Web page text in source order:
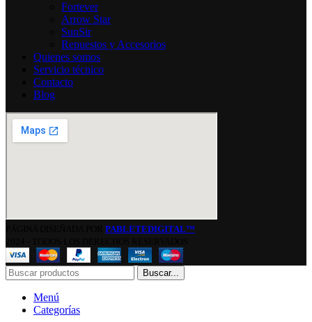
Fortever
Arrow Star
SunSir
Repuestos y Accesorios
Quienes somos
Servicio técnico
Contacto
Blog
PABLETEDIGITAL™
Buscar...
Menú
Categorías